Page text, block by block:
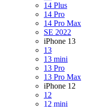
14 Plus
14 Pro
14 Pro Max
SE 2022
iPhone 13
13
13 mini
13 Pro
13 Pro Max
iPhone 12
12
12 mini